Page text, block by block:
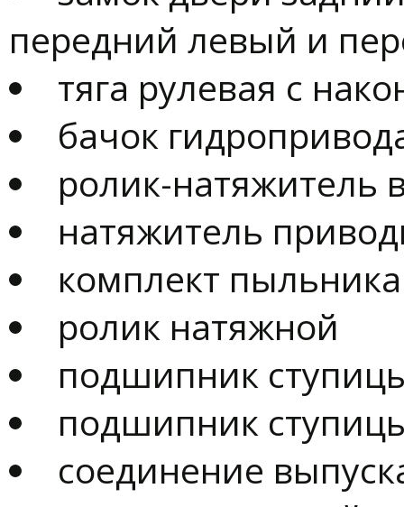
передний левый и
тяга рулевая с
бачок
ролик-натяжитель
натяжитель
комплект
ролик натяжной
подшипник
подшипник
соединение